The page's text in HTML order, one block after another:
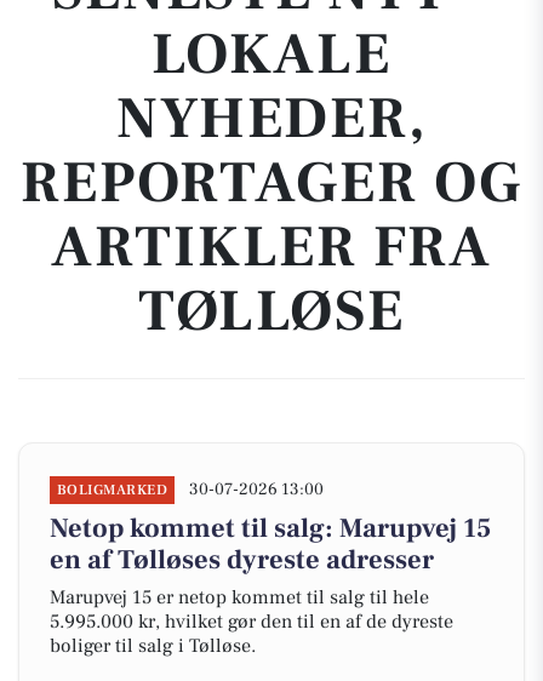
LOKALE
NYHEDER,
REPORTAGER OG
ARTIKLER FRA
TØLLØSE
BOLIGMARKED 30-07-2026 13:00
Netop kommet til salg: Marupvej 15
en af Tølløses dyreste adresser
Marupvej 15 er netop kommet til salg til hele
5.995.000 kr, hvilket gør den til en af de dyreste
boliger til salg i Tølløse.